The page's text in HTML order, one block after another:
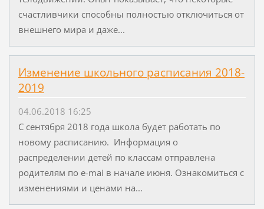
счастливчики способны полностью отключиться от
внешнего мира и даже...
Изменение школьного расписания 2018-
2019
04.06.2018 16:25
С сентября 2018 года школа будет работать по
новому расписанию. Информация о
распределении детей по классам отправлена
родителям по e-mai в начале июня. Ознакомиться с
изменениями и ценами на...